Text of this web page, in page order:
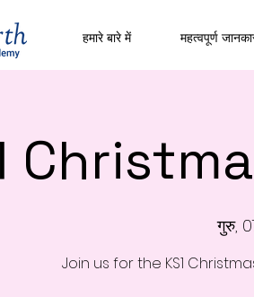
हमारे बारे में महत्वपूर्ण
गुरु,
Join us for the KS1